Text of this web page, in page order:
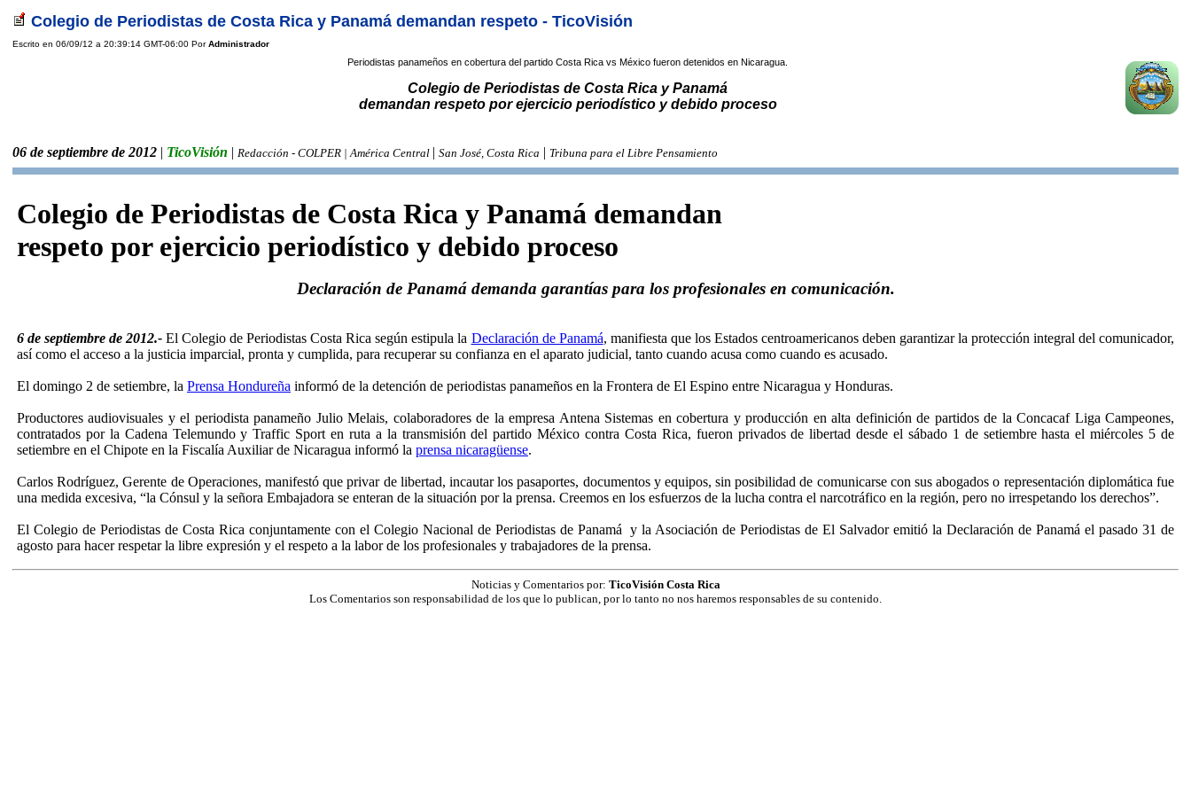
Colegio de Periodistas de Costa Rica y Panamá demandan respeto - TicoVisión
Escrito en 06/09/12 a 20:39:14 GMT-06:00 PorAdministrador
Periodistas panameños en cobertura del partido Costa Rica vs México fueron detenidos en Nicaragua.
Colegio de Periodistas de Costa Rica y Panamá
demandan respeto por ejercicio periodístico y debido proceso
06 de septiembre de 2012 | TicoVisión | Redacción - COLPER | América Central | San José, Costa Rica | Tribuna para el Libre Pensamiento
Colegio de Periodistas de Costa Rica y Panamá demandan
respeto por ejercicio periodístico y debido proceso
Declaración de Panamá demanda garantías para los profesionales en comunicación.
6 de septiembre de 2012.-El Colegio de Periodistas Costa Rica según estipula la Declaración de Panamá, manifiesta que los Estados centroamericanos deben garantizar la protección integral del comunicador,
así como el acceso a la justicia imparcial, pronta y cumplida, para recuperar su confianza en el aparato judicial, tanto cuando acusa como cuando es acusado.
El domingo 2 de setiembre, la Prensa Hondureña informó de la detención de periodistas panameños en la Frontera de El Espino entre Nicaragua y Honduras.
Productores audiovisuales y el periodista panameño Julio Melais, colaboradores de la empresa Antena Sistemas en cobertura y producción en alta definición de partidos de la Concacaf Liga Campeones,
contratados por la Cadena Telemundo y Traffic Sport en ruta a la transmisión del partido México contra Costa Rica, fueron privados de libertad desde el sábado 1 de setiembre hasta el miércoles 5 de
setiembre en el Chipote en la Fiscalía Auxiliar de Nicaragua informó la prensa nicaragüense.
Carlos Rodríguez, Gerente de Operaciones, manifestó que privar de libertad, incautar los pasaportes, documentos y equipos, sin posibilidad de comunicarse con sus abogados o representación diplomática fue
una medida excesiva, “la Cónsul y la señora Embajadora se enteran de la situación por la prensa. Creemos en los esfuerzos de la lucha contra el narcotráfico en la región, pero no irrespetando los derechos”.
El Colegio de Periodistas de Costa Rica conjuntamente con el Colegio Nacional de Periodistas de Panamá y la Asociación de Periodistas de El Salvador emitió la Declaración de Panamá el pasado 31 de
agosto para hacer respetar la libre expresión y el respeto a la labor de los profesionales y trabajadores de la prensa.
Noticias y Comentarios por: TicoVisión Costa Rica
Los Comentarios son responsabilidad de los que lo publican, por lo tanto no nos haremos responsables de su contenido.